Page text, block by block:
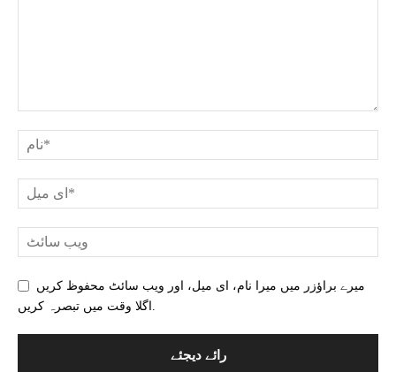
میرے براؤزر میں میرا نام، ای میل، اور ویب سائٹ محفوظ کریں